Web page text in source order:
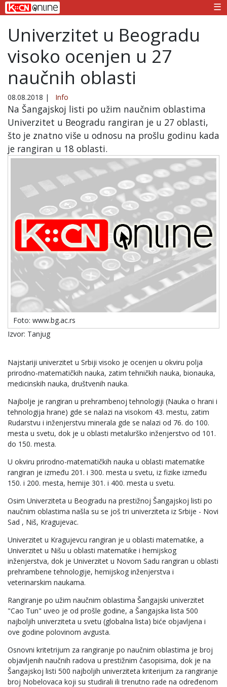
☰
Univerzitet u Beogradu
visoko ocenjen u 27
naučnih oblasti
08.08.2018 | Info
Na Šangajskoj listi po užim naučnim oblastima
Univerzitet u Beogradu rangiran je u 27 oblasti,
što je znatno više u odnosu na prošlu godinu kada
je rangiran u 18 oblasti.
Foto: www.bg.ac.rs
Izvor: Tanjug
Najstariji univerzitet u Srbiji visoko je ocenjen u okviru polja
prirodno-matematičkih nauka, zatim tehničkih nauka, bionauka,
medicinskih nauka, društvenih nauka.
Najbolje je rangiran u prehrambenoj tehnologiji (Nauka o hrani i
tehnologija hrane) gde se nalazi na visokom 43. mestu, zatim
Rudarstvu i inženjerstvu minerala gde se nalazi od 76. do 100.
mesta u svetu, dok je u oblasti metalurško inženjerstvo od 101.
do 150. mesta.
U okviru prirodno-matematičkih nauka u oblasti matematike
rangiran je između 201. i 300. mesta u svetu, iz fizike između
150. i 200. mesta, hemije 301. i 400. mesta u svetu.
Osim Univerziteta u Beogradu na prestižnoj Šangajskoj listi po
naučnim oblastima našla su se još tri univerziteta iz Srbije - Novi
Sad , Niš, Kragujevac.
Univerzitet u Kragujevcu rangiran je u oblasti matematike, a
Univerzitet u Nišu u oblasti matematike i hemijskog
inženjerstva, dok je Univerzitet u Novom Sadu rangiran u oblasti
prehrambene tehnologije, hemijskog inženjerstva i
veterinarskim naukama.
Rangiranje po užim naučnim oblastima Šangajski univerzitet
"Cao Tun" uveo je od prošle godine, a Šangajska lista 500
najboljih univerziteta u svetu (globalna lista) biće objavljena i
ove godine polovinom avgusta.
Osnovni kritetrijum za rangiranje po naučnim oblastima je broj
objavljenih naučnih radova u prestižnim časopisima, dok je na
Šangajskoj listi 500 najboljih univerziteta kriterijum za rangiranje
broj Nobelovaca koji su studirali ili trenutno rade na određenom